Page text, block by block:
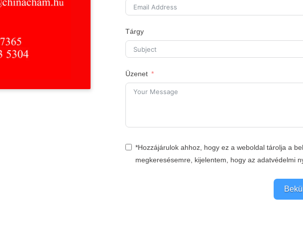
Tárgy
Üzenet
*Hozzájárulok ahhoz, hogy ez a weboldal tárolja a
megkeresésemre, kijelentem, hogy az adatvédelmi